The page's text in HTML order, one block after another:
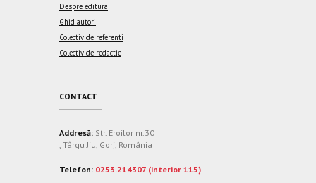
Despre editura
Ghid autori
Colectiv de referenti
Colectiv de redactie
CONTACT
Addresă: Str. Eroilor nr.30
, Târgu Jiu, Gorj, România
Telefon: 0253.214307 (interior 115)